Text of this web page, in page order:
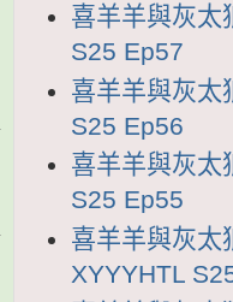
喜羊羊與灰太
S25 Ep57
喜羊羊與灰太
S25 Ep56
喜羊羊與灰太
S25 Ep55
喜羊羊與灰太
XYYYHTL